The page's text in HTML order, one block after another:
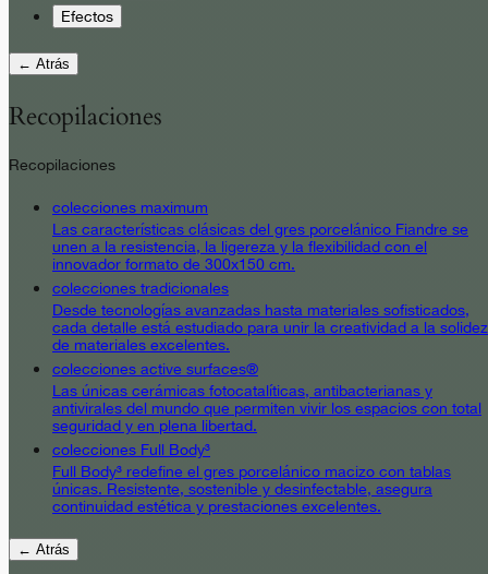
Efectos
← Atrás
Recopilaciones
Recopilaciones
colecciones maximum
Las características clásicas del gres porcelánico Fiandre se
unen a la resistencia, la ligereza y la flexibilidad con el
innovador formato de 300x150 cm.
colecciones tradicionales
Desde tecnologías avanzadas hasta materiales sofisticados,
cada detalle está estudiado para unir la creatividad a la solidez
de materiales excelentes.
colecciones active surfaces®
Las únicas cerámicas fotocatalíticas, antibacterianas y
antivirales del mundo que permiten vivir los espacios con total
seguridad y en plena libertad.
colecciones Full Body³
Full Body³ redefine el gres porcelánico macizo con tablas
únicas. Resistente, sostenible y desinfectable, asegura
continuidad estética y prestaciones excelentes.
← Atrás